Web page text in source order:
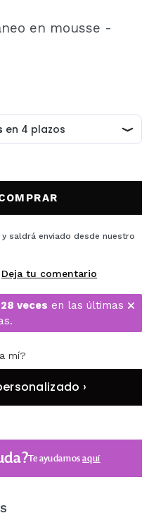
podrás realizar
el estado de tus
en mousse -
y saldrá enviado desde nuestro
Deja tu comentario
veces en las últimas
mí?
›
Te ayudamosaquí